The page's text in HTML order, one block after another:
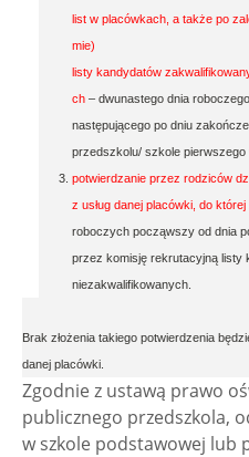
list w placówkach, a także po
mie)
listy kandydatów
ch – dwunastego dnia
następującego po dniu
przedszkolu/ szkole pierwszego
potwierdzanie przez rodziców
z usług danej placówki, do
roboczych począwszy od dnia
przez komisję rekrutacyjną listy
niezakwalifikowanych.
Brak złożenia takiego potwierdzenia
danej placówki.
Zgodnie z ustawą prawo
publicznego przedszkola,
w szkole podstawowej lub